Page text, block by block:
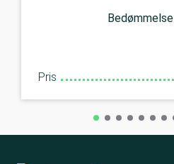
Bedømmelse
Pris